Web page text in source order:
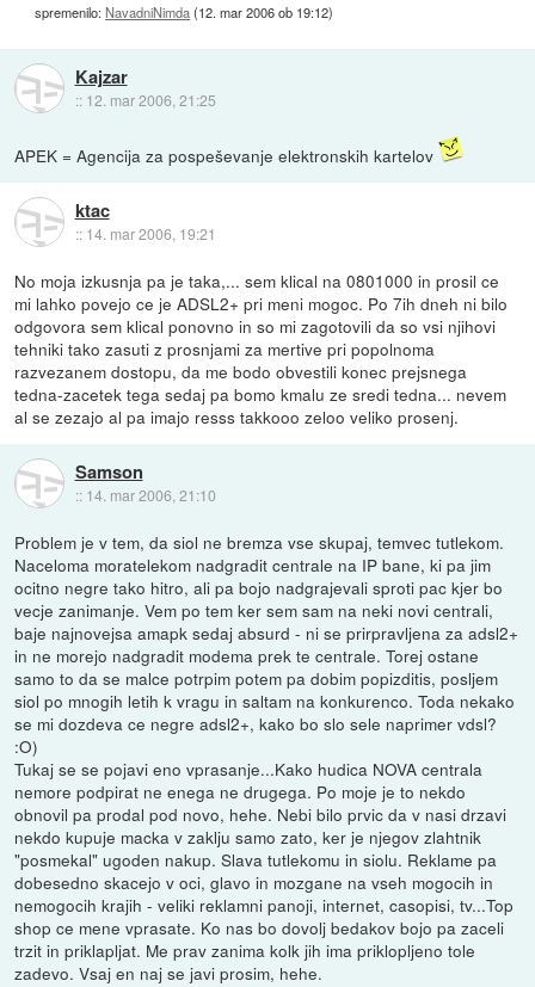
spremenilo:NavadniNimda(12. mar 2006 ob 19:12)
Kajzar
:: 12. mar 2006, 21:25
APEK = Agencija za pospeševanje elektronskih kartelov
ktac
:: 14. mar 2006, 19:21
No moja izkusnja pa je taka,... sem klical na 0801000 in prosil ce
mi lahko povejo ce je ADSL2+ pri meni mogoc. Po 7ih dneh ni bilo
odgovora sem klical ponovno in so mi zagotovili da so vsi njihovi
tehniki tako zasuti z prosnjami za mertive pri popolnoma
razvezanem dostopu, da me bodo obvestili konec prejsnega
tedna-zacetek tega sedaj pa bomo kmalu ze sredi tedna... nevem
al se zezajo al pa imajo resss takkooo zeloo veliko prosenj.
Samson
:: 14. mar 2006, 21:10
Problem je v tem, da siol ne bremza vse skupaj, temvec tutlekom.
Naceloma moratelekom nadgradit centrale na IP bane, ki pa jim
ocitno negre tako hitro, ali pa bojo nadgrajevali sproti pac kjer bo
vecje zanimanje. Vem po tem ker sem sam na neki novi centrali,
baje najnovejsa amapk sedaj absurd - ni se prirpravljena za adsl2+
in ne morejo nadgradit modema prek te centrale. Torej ostane
samo to da se malce potrpim potem pa dobim popizditis, posljem
siol po mnogih letih k vragu in saltam na konkurenco. Toda nekako
se mi dozdeva ce negre adsl2+, kako bo slo sele naprimer vdsl?
:O)
Tukaj se se pojavi eno vprasanje...Kako hudica NOVA centrala
nemore podpirat ne enega ne drugega. Po moje je to nekdo
obnovil pa prodal pod novo, hehe. Nebi bilo prvic da v nasi drzavi
nekdo kupuje macka v zaklju samo zato, ker je njegov zlahtnik
"posmekal" ugoden nakup. Slava tutlekomu in siolu. Reklame pa
dobesedno skacejo v oci, glavo in mozgane na vseh mogocih in
nemogocih krajih - veliki reklamni panoji, internet, casopisi, tv...Top
shop ce mene vprasate. Ko nas bo dovolj bedakov bojo pa zaceli
trzit in priklapljat. Me prav zanima kolk jih ima priklopljeno tole
zadevo. Vsaj en naj se javi prosim, hehe.